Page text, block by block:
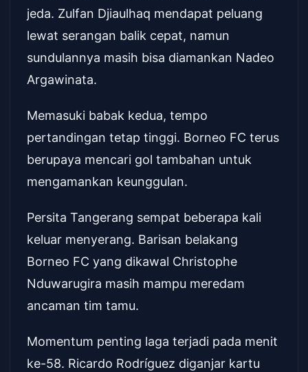
jeda. Zulfan Djiaulhaq mendapat peluang
lewat serangan balik cepat, namun
sundulannya masih bisa diamankan Nadeo
Argawinata.
Memasuki babak kedua, tempo
pertandingan tetap tinggi. Borneo FC terus
berupaya mencari gol tambahan untuk
mengamankan keunggulan.
Persita Tangerang sempat beberapa kali
keluar menyerang. Barisan belakang
Borneo FC yang dikawal Christophe
Nduwarugira masih mampu meredam
ancaman tim tamu.
Momentum penting laga terjadi pada menit
ke-58. Ricardo Rodríguez diganjar kartu